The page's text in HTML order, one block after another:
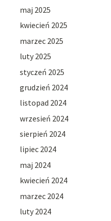
maj 2025
kwiecień 2025
marzec 2025
luty 2025
styczeń 2025
grudzień 2024
listopad 2024
wrzesień 2024
sierpień 2024
lipiec 2024
maj 2024
kwiecień 2024
marzec 2024
luty 2024